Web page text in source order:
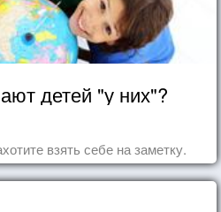
детей "у них"?
взять себе на заметку.